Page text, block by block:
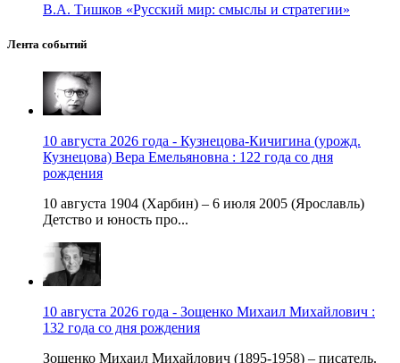
В.А. Тишков «Русский мир: смыслы и стратегии»
Лента событий
10 августа 2026 года - Кузнецова-Кичигина (урожд.
Кузнецова) Вера Емельяновна : 122 года со дня
рождения
10 августа 1904 (Харбин) – 6 июля 2005 (Ярославль)
Детство и юность про...
10 августа 2026 года - Зощенко Михаил Михайлович :
132 года со дня рождения
Зощенко Михаил Михайлович (1895-1958) – писатель.